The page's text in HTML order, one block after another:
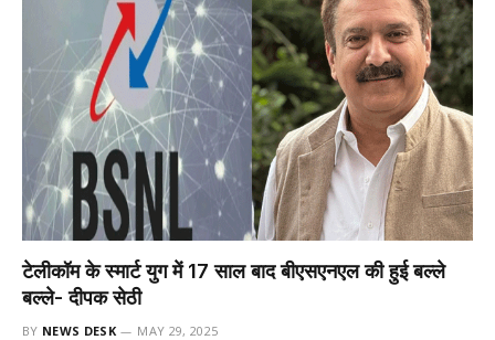
टेलीकॉम के स्मार्ट युग में 17 साल बाद बीएसएनएल की हुई बल्ले
बल्ले- दीपक सेठी
BY NEWS DESK MAY 29, 2025